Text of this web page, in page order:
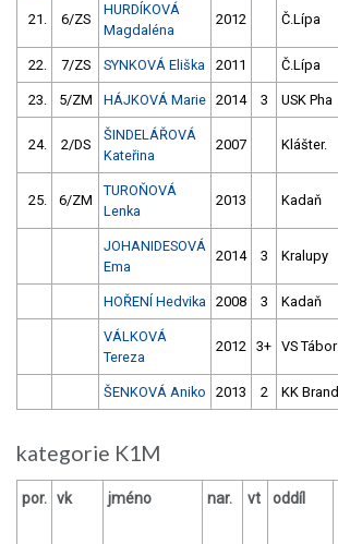
21. 6/ZS
HURDÍKOVÁ
Magdaléna
2012 Č.Lípa
22. 7/ZS SYNKOVÁ Eliška 2011 Č.Lípa
23. 5/ZM HÁJKOVÁ Marie 2014 3 USK Pha
24. 2/DS
ŠINDELÁŘOVÁ
Kateřina
2007 Klášter.
25. 6/ZM
TUROŇOVÁ
Lenka
2013 Kadaň
JOHANIDESOVÁ
Ema
2014 3 Kralupy
HOŘENÍ Hedvika 2008 3 Kadaň
VÁLKOVÁ
Tereza
2012 3+ VS Tábor
ŠENKOVÁ Aniko 2013 2 KK Brand
kategorie K1M
por. vk jméno nar. vt oddíl